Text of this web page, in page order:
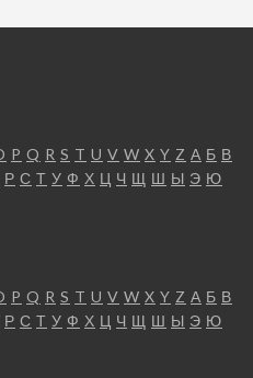
P Q R S T U V W X Y Z А Б В
Р С Т У Ф Х Ц Ч Щ Ш Ы Э Ю
P Q R S T U V W X Y Z А Б В
Р С Т У Ф Х Ц Ч Щ Ш Ы Э Ю